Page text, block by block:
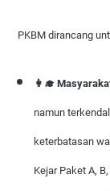
PKBM dirancang
👩‍🎓
namun
keterbatasan
Kejar Paket A,